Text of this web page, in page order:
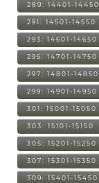
289: 14401-14450
291: 14501-14550
293: 14601-14650
295: 14701-14750
297: 14801-14850
299: 14901-14950
301: 15001-15050
303: 15101-15150
305: 15201-15250
307: 15301-15350
309: 15401-15450